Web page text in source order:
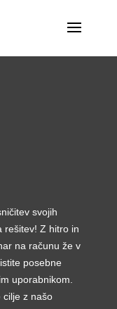
svojih
rešitev! Z hitro in
na računu že v
posebne
uporabnikom.
cilje z našo